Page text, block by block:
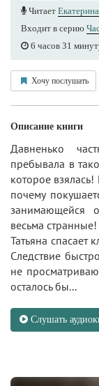
Читает
Входит в серию
6 часов 31
Хочу послушать
Описание книги
Давненько
пребывала в
которое
почему
занимающейся
весьма
Татьяна спасает
Следствие
не
осталось бы...
Слушать